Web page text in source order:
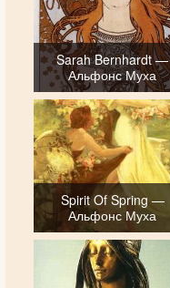
Sarah Bernhardt —
Альфонс Муха
Spirit Of Spring —
Альфонс Муха